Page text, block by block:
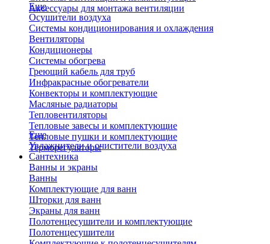
Аксессуары для монтажа вентиляции
Еще
Осушители воздуха
Системы кондиционирования и охлаждения
Вентиляторы
Кондиционеры
Системы обогрева
Греющий кабель для труб
Инфракрасные обогреватели
Конвекторы и комплектующие
Масляные радиаторы
Тепловентиляторы
Тепловые завесы и комплектующие
Тепловые пушки и комплектующие
Терморегуляторы
Еще
Увлажнители и очистители воздуха
Сантехника
Ванны и экраны
Ванны
Комплектующие для ванн
Шторки для ванн
Экраны для ванн
Полотенцесушители и комплектующие
Полотенцесушители